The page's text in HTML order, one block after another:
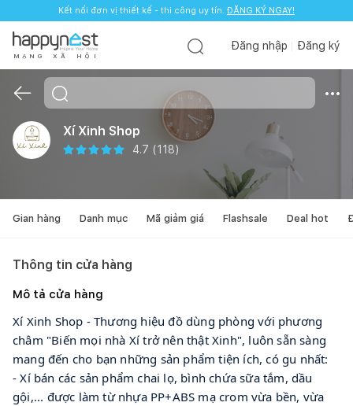
Kết nối đơn vị thiết kế - thi công uy tín. ĐĂNG KÝ NGAY!
M Ạ N G X Ã H Ộ I
Đăng nhập Đăng ký
Xí Xinh Shop
4.7 (118)
Gian hàng Danh mục Mã giảm giá Flashsale Deal hot
Thông tin cửa hàng
Mô tả cửa hàng
Xí Xinh Shop - Thương hiệu đồ dùng phòng với phương
châm "Biến mọi nhà Xí trở nên thật Xinh", luôn sẵn sàng
mang đến cho bạn những sản phẩm tiện ích, có gu nhất:
- Xí bán các sản phẩm chai lọ, bình chứa sữa tắm, dầu
gội,... được làm từ nhựa PP+ABS mạ crom vừa bền, vừa